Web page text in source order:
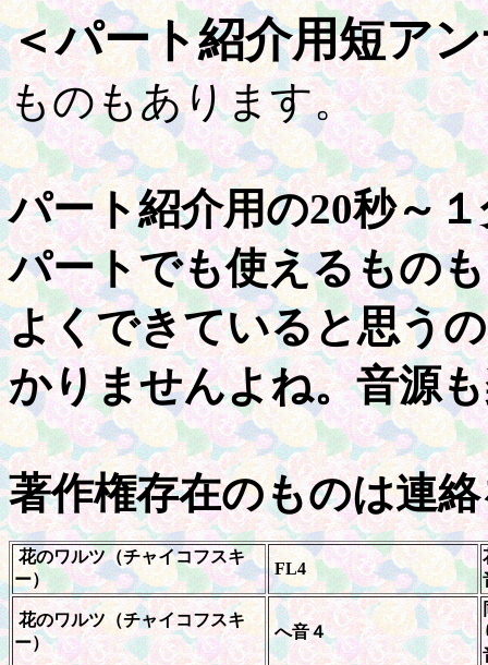
＜パート紹介用短ア
ものもあります。
パート紹介用の20秒～
パートでも使えるもの
よくできていると思う
かりませんよね。音源
著作権存在のものは連
花のワルツ（チャイコフスキ
ー）
FL4
花のワルツ（チャイコフスキ
ー）
へ音４